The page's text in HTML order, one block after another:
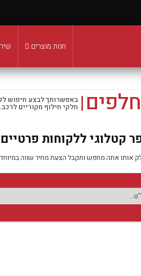
חנות מוצרים
באפשרותך לבצע חיפוש
חלקי חילוף מקוריים לרכב.
קטלוגי ללקוחות פרטיים
אותו אתה מחפש ותקבל הצעת מחיר שווה